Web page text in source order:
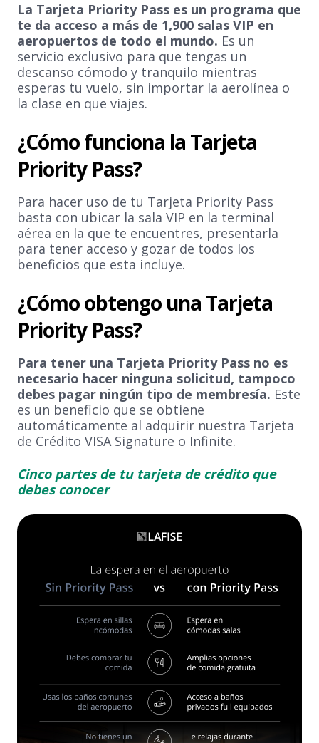
La Tarjeta Priority Pass es un programa que
te da acceso a más de 1,900 salas VIP en
aeropuertos de todo el mundo. Es un
servicio exclusivo para que tengas un
descanso cómodo y tranquilo mientras
esperas tu vuelo, sin importar la aerolínea o
la clase en que viajes.
¿Cómo funciona la Tarjeta
Priority Pass?
Para hacer uso de tu Tarjeta Priority Pass
basta con ubicar la sala VIP en la terminal
aérea en la que te encuentres, presentarla
para tener acceso y gozar de todos los
beneficios que esta incluye.
¿Cómo obtengo una Tarjeta
Priority Pass?
Para tener una Tarjeta Priority Pass no es
necesario hacer ninguna solicitud, tampoco
debes pagar ningún tipo de membresía. Este
es un beneficio que se obtiene
automáticamente al adquirir nuestra Tarjeta
de Crédito VISA Signature o Infinite.
Cinco partes de tu tarjeta de crédito que
debes conocer